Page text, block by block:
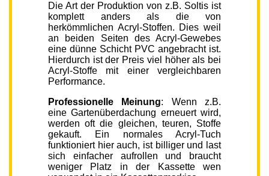
Die Art der Produktion von z.B. Soltis ist
komplett anders als die von
herkömmlichen Acryl-Stoffen. Dies weil
an beiden Seiten des Acryl-Gewebes
eine dünne Schicht PVC angebracht ist.
Hierdurch ist der Preis viel höher als bei
Acryl-Stoffe mit einer vergleichbaren
Performance.
Professionelle Meinung: Wenn z.B.
eine Gartenüberdachung erneuert wird,
werden oft die gleichen, teuren, Stoffe
gekauft. Ein normales Acryl-Tuch
funktioniert hier auch, ist billiger und last
sich einfacher aufrollen und braucht
weniger Platz in der Kassette wen